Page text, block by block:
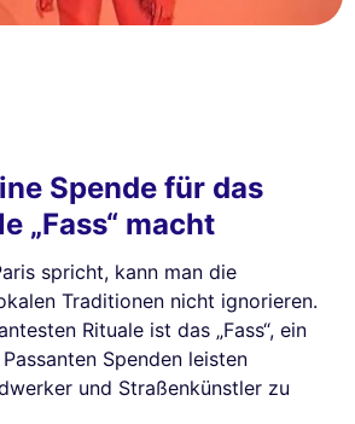
Spende für das
„Fass“ macht
spricht, kann man die
Traditionen nicht ignorieren.
Rituale ist das „Fass“, ein
Spenden leisten
und Straßenkünstler zu